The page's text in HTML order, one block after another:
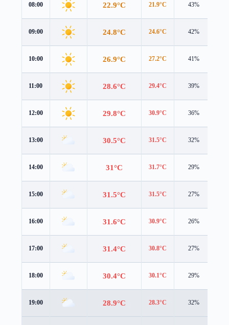
08:00 22.9°C 21.9°C 43%
09:00 24.8°C 24.6°C 42%
10:00 26.9°C 27.2°C 41%
11:00 28.6°C 29.4°C 39%
12:00 29.8°C 30.9°C 36%
13:00 30.5°C 31.5°C 32%
14:00 31°C 31.7°C 29%
15:00 31.5°C 31.5°C 27%
16:00 31.6°C 30.9°C 26%
17:00 31.4°C 30.8°C 27%
18:00 30.4°C 30.1°C 29%
19:00 28.9°C 28.3°C 32%